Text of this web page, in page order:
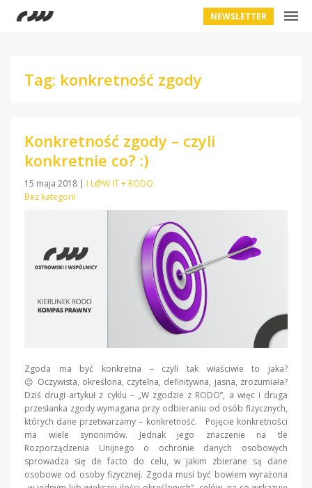
NEWSLETTER
Tag: konkretność zgody
Konkretność zgody – czyli
konkretnie co? :)
15 maja 2018 | I L@W IT + RODO
Bez kategorii
Zgoda ma być konkretna – czyli tak właściwie to jaka?
😉 Oczywista, określona, czytelna, definitywna, jasna, zrozumiała?
Dziś drugi artykuł z cyklu – „W zgodzie z RODO”, a więc i druga
przesłanka zgody wymagana przy odbieraniu od osób fizycznych,
których dane przetwarzamy – konkretność. Pojęcie konkretności
ma wiele synonimów. Jednak jego znaczenie na tle
Rozporządzenia Unijnego o ochronie danych osobowych
sprowadza się de facto do celu, w jakim zbierane są dane
osobowe od osoby fizycznej. Zgoda musi być bowiem wyrażona